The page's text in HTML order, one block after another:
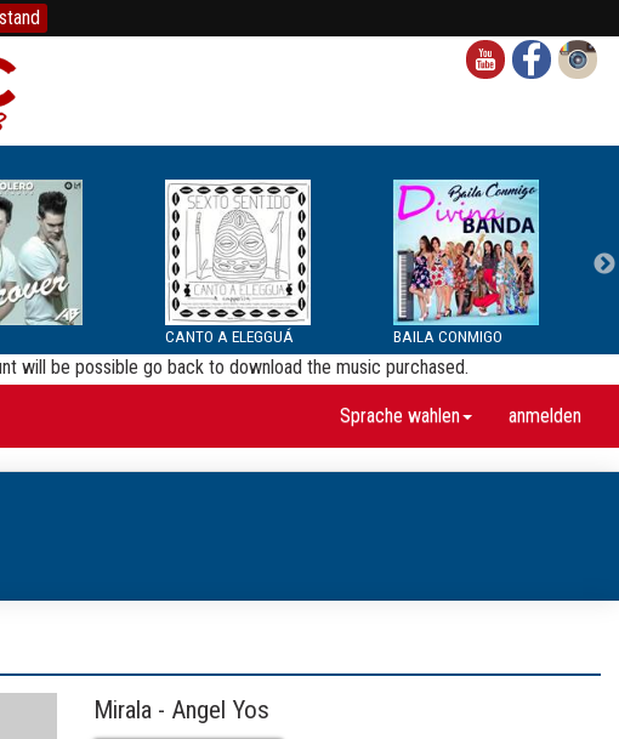
CANTO A ELEGGUÁ BAILA CONMIGO
will be possible go back to download the music purchased.
Sprache wahlen anmelden
Mirala - Angel Yos